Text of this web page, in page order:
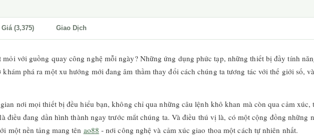
(3,375) Giao Dịch
mỏi với guồng quay công nghệ mỗi ngày? Những ứng dụng phức tạp, những thiết bị đầy tính
phá ra một xu hướng mới đang âm thầm thay đổi cách chúng ta tương tác với thế giới số,
nơi mọi thiết bị đều hiểu bạn, không chỉ qua những câu lệnh khô khan mà còn qua cảm
điều đang dần hình thành ngay trước mắt chúng ta. Và điều thú vị là, có một cộng đồng những
một nền tảng mang tên ao88 - nơi công nghệ và cảm xúc giao thoa một cách tự nhiên nhất.